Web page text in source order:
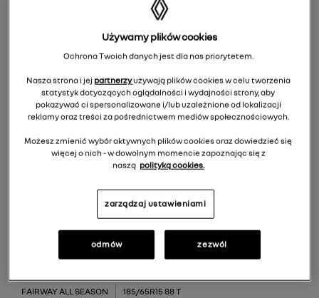
Semperit
Uniroyal
E
KLASA PRZYCZEPNOŚCI
C
POZIOM HAŁASU
67
68
69
70
EPREL
259,00 zł/szt.
Do koszyka 1036,00 zł
Motrio
FAIRWAY ALL SEASON 185/65R15 88 T
Używamy plików cookies
Ochrona Twoich danych jest dla nas priorytetem.
Nasza strona i jej partnerzyużywają plików cookies w celu tworzenia
statystyk dotyczących oglądalności i wydajności strony, aby
pokazywać ci spersonalizowane i/lub uzależnione od lokalizacji
reklamy oraz treści za pośrednictwem mediów społecznościowych.
Możesz zmienić wybór aktywnych plików cookies oraz dowiedzieć się
więcej o nich - w dowolnym momencie zapoznając się z
naszą polityką cookies.
zarządzaj ustawieniami
odmów zezwól